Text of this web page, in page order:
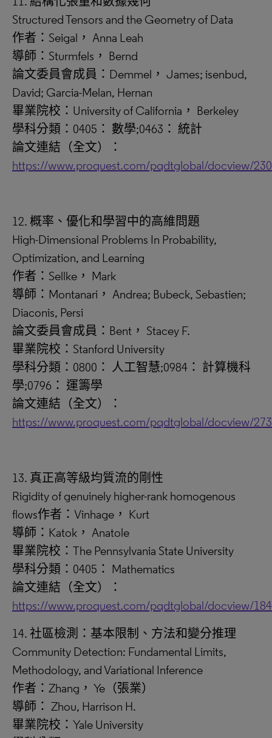
Structured Tensors and the Geometry of Data
作者：Seigal， Anna Leah
導師：Sturmfels， Bernd
論文委員會成員：Demmel， James; isenbud,
David; Garcia-Melan, Hernan
畢業院校：University of California， Berkeley
學科分類：0405： 數學;0463： 統計
論文連結（全文）：
https://www.proquest.com/pqdtglobal/docview/
12. 概率、優化和學習中的高維問題
High-Dimensional Problems In Probability,
Optimization, and Learning
作者：Sellke， Mark
導師：Montanari， Andrea; Bubeck, Sebastien;
Diaconis, Persi
論文委員會成員：Bent， Stacey F.
畢業院校：Stanford University
學科分類：0800： 人工智慧;0984： 計算機科
學;0796： 運籌學
論文連結（全文）：
https://www.proquest.com/pqdtglobal/docview/
13. 真正高等級均質流的剛性
Rigidity of genuinely higher-rank homogenous
flows作者：Vinhage， Kurt
導師：Katok， Anatole
畢業院校：The Pennsylvania State University
學科分類：0405： Mathematics
論文連結（全文）：
https://www.proquest.com/pqdtglobal/docview/
14. 社區檢測：基本限制、方法和變分推理
Community Detection: Fundamental Limits,
Methodology, and Variational Inference
作者：Zhang， Ye（張業）
導師： Zhou, Harrison H.
畢業院校：Yale University